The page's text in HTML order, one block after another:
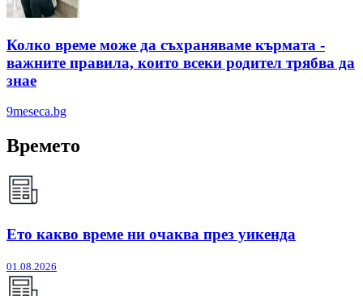
Колко време може да съхраняваме кърмата -
важните правила, които всеки родител трябва да
знае
9meseca.bg
Времето
Ето какво време ни очаква през уикенда
01.08.2026